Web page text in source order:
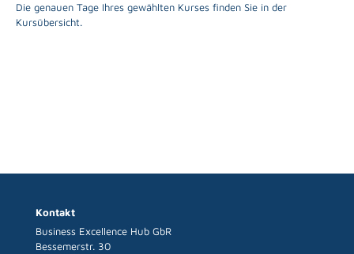
Die genauen Tage Ihres gewählten Kurses finden Sie in der
Kursübersicht.
Kontakt
Business Excellence Hub GbR
Bessemerstr. 30